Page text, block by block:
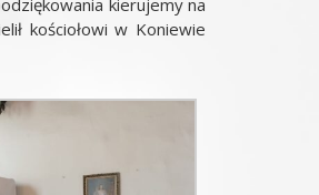
kierujemy na
kościołowi w Koniewie